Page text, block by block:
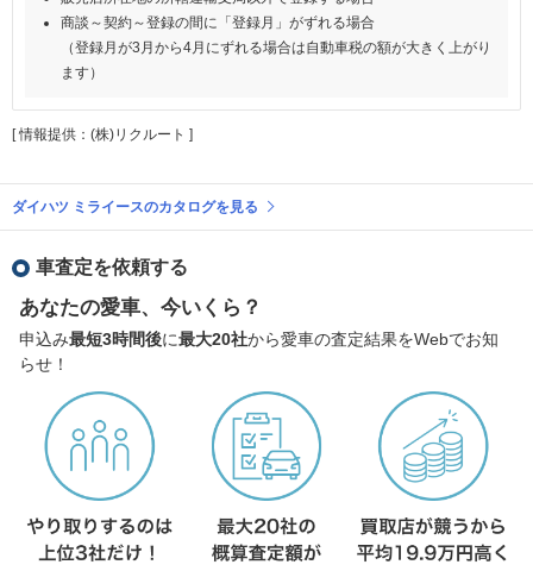
商談～契約～登録の間に「登録月」がずれる場合
（登録月が3月から4月にずれる場合は自動車税の額が大きく上がり
ます）
[ 情報提供：(株)リクルート ]
ダイハツ ミライースのカタログを見る
車査定を依頼する
あなたの愛車、今いくら？
申込み最短3時間後に最大20社から愛車の査定結果をWebでお知
らせ！